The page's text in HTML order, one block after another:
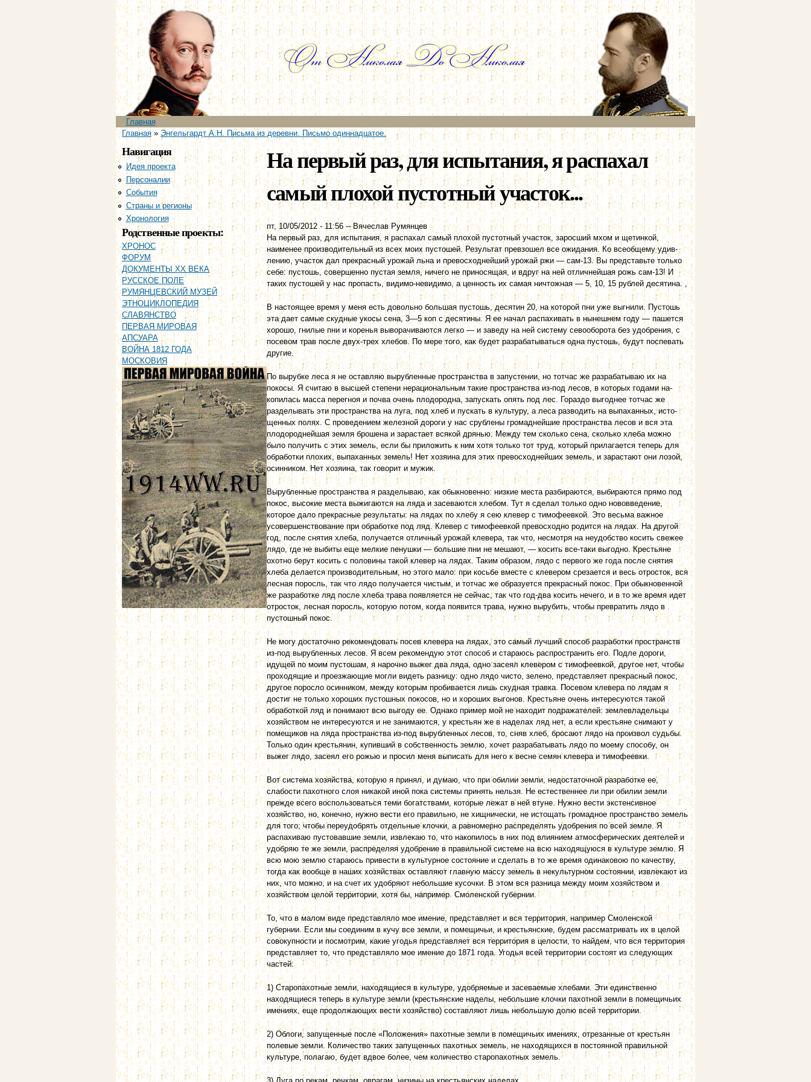
Перейти к
основному
содержанию
Главное меню
Главная
Вы здесь
Главная» Энгельгардт А.Н. Письма из деревни. Письмо одиннадцатое.
Навигация
Идея проекта
Персоналии
События
Страны и регионы
Хронология
Родственные проекты:
ХРОНОС
ФОРУМ
ДОКУМЕНТЫ XX ВЕКА
РУССКОЕ ПОЛЕ
РУМЯНЦЕВСКИЙ МУЗЕЙ
ЭТНОЦИКЛОПЕДИЯ
СЛАВЯНСТВО
ПЕРВАЯ МИРОВАЯ
АПСУАРА
ВОЙНА 1812 ГОДА
МОСКОВИЯ
На первый раз, для испытания, я распахал
самый плохой пустотный участок...
пт, 10/05/2012 - 11:56 --Вячеслав Румянцев
На первый раз, для испытания, я распахал самый плохой пустотный участок, заросший мхом и щетинкой,
наименее производительный из всех моих пустошей. Результат превзошел все ожидания. Ко всеобщему удив­
лению, участок дал прекрасный урожай льна и превосходнейший урожай ржи — сам-13. Вы представьте только
себе: пустошь, совершенно пустая земля, ничего не приносящая, и вдруг на ней отличнейшая рожь сам-13! И
таких пустошей у нас пропасть, видимо-невидимо, а ценность их самая ничтожная — 5, 10, 15 рублей десятина. ,
В настоящее время у меня есть довольно большая пустошь, десятин 20, на которой пни уже выгнили. Пустошь
эта дает самые скудные укосы сена, 3—5 коп с десятины. Я ее начал распахивать в нынешнем году — пашется
хорошо, гнилые пни и коренья выворачиваются легко — и заведу на ней систему севооборота без удобрения, с
посевом трав после двух-трех хлебов. По мере того, как будет разрабатываться одна пустошь, будут поспевать
другие.
По вырубке леса я не оставляю вырубленные пространства в запустении, но тотчас же разрабатываю их на
покосы. Я считаю в высшей степени нерациональным такие пространства из-под лесов, в которых годами на­
копилась масса перегноя и почва очень плодородна, запускать опять под лес. Гораздо выгоднее тотчас же
разделывать эти пространства на луга, под хлеб и пускать в культуру, а леса разводить на выпаханных, исто­
щенных полях. С проведением железной дороги у нас срублены громаднейшие пространства лесов и вся эта
плодороднейшая земля брошена и зарастает всякой дрянью. Между тем сколько сена, сколько хлеба можно
было получить с этих земель, если бы приложить к ним хотя только тот труд, который прилагается теперь для
обработки плохих, выпаханных земель! Нет хозяина для этих превосходнейших земель, и зарастают они лозой,
осинником. Нет хозяина, так говорит и мужик.
Вырубленные пространства я разделываю, как обыкновенно: низкие места разбираются, выбираются прямо под
покос, высокие места выжигаются на ляда и засеваются хлебом. Тут я сделал только одно нововведение,
которое дало прекрасные результаты: на лядах по хлебу я сею клевер с тимофеевкой. Это весьма важное
усовершенствование при обработке под ляд. Клевер с тимофеевкой превосходно родится на лядах. На другой
год, после снятия хлеба, получается отличный урожай клевера, так что, несмотря на неудобство косить свежее
лядо, где не выбиты еще мелкие пенушки — большие пни не мешают, — косить все-таки выгодно. Крестьяне
охотно берут косить с половины такой клевер на лядах. Таким образом, лядо с первого же года после снятия
хлеба делается произво­дительным, но этого мало: при косьбе вместе с клевером срезается и весь отросток, вся
лесная поросль, так что лядо получается чистым, и тотчас же образуется прекрасный покос. При обыкновенной
же разработке ляд после хлеба трава появляется не сейчас, так что год-два косить нечего, и в то же время идет
отросток, лесная поросль, которую потом, когда по­явится трава, нужно вырубить, чтобы превратить лядо в
пустошный покос.
Не могу достаточно рекомендовать посев клевера на лядах, это самый лучший способ разработки пространств
из-под вырубленных лесов. Я всем рекомендую этот способ и стараюсь распространить его. Подле дороги,
идущей по моим пустошам, я нарочно выжег два ляда, одно засеял клевером с тимофеевкой, другое нет, чтобы
проходящие и проезжающие могли видеть разницу: одно лядо чисто, зелено, представляет прекрасный покос,
другое поросло осинником, между которым пробивается лишь скудная травка. Посевом клевера по лядам я
достиг не только хороших пустошных покосов, но и хороших выгонов. Крестьяне очень интересуются такой
обработкой ляд и понимают всю выгоду ее. Однако пример мой не находит подражателей: землевладельцы
хозяйством не интересуются и не занимаются, у крестьян же в наделах ляд нет, а если крестьяне снимают у
помещиков на ляда пространства из-под вырубленных лесов, то, сняв хлеб, бросают лядо на произвол судьбы.
Только один крестьянин, купивший в собственность землю, хочет разрабатывать лядо по моему способу, он
выжег лядо, засеял его рожью и просил меня выписать для него к весне семян клевера и тимофеевки.
Вот система хозяйства, которую я принял, и думаю, что при обилии земли, недостаточной разработке ее,
слабости пахотного слоя никакой иной пока системы принять нельзя. Не естественнее ли при обилии земли
прежде всего воспользоваться теми богатствами, которые лежат в ней втуне. Нужно вести экстенсивное
хозяйство, но, конечно, нужно вести его правильно, не хищнически, не истощать громадное пространство земель
для того; чтобы переудобрять отдельные клочки, а равномерно распределять удобрения по всей земле. Я
распахиваю пустовавшие земли, извлекаю то, что накопилось в них под влиянием атмосферических деятелей и
удобряю те же земли, рас­пределяя удобрение в правильной системе на всю находящуюся в культуре землю. Я
всю мою землю стараюсь привести в культурное состояние и сделать в то же время одинаковою по качеству,
тогда как вообще в наших хо­зяйствах оставляют главную массу земель в некультурном состоянии, извле­кают из
них, что можно, и на счет их удобряют небольшие кусочки. В этом вся разница между моим хозяйством и
хозяйством целой территории, хотя бы, например. Смоленской губернии.
То, что в малом виде представляло мое имение, представляет и вся территория, например Смоленской
губернии. Если мы соединим в кучу все земли, и помещичьи, и крестьянские, будем рассматривать их в целой
совокупности и посмотрим, какие угодья представляет вся территория в целости, то найдем, что вся территория
представляет то, что представляло мое имение до 1871 года. Угодья всей территории состоят из следующих
частей:
1) Старопахотные земли, находящиеся в культуре, удобряемые и засеваемые хлебами. Эти единственно
находящиеся теперь в культуре земли (крестьянские наделы, небольшие клочки пахотной земли в помещичьих
имениях, еще продолжающих вести хозяйство) составляют лишь небольшую долю всей территории.
2) Облоги, запущенные после «Положения» пахотные земли в помещичьих имениях, отрезанные от крестьян
полевые земли. Количество таких запущенных пахотных земель, не находящихся в постоянной правильной
культуре, полагаю, будет вдвое более, чем количество старопахотных земель.
3) Луга по рекам, речкам, оврагам, низины на крестьянских наделах.